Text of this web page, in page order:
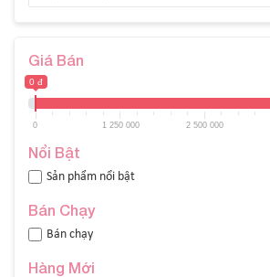
Giá Bán
0 đ
0 1 250 000 2 500 000
Nổi Bật
Sản phẩm nổi bật
Bán Chạy
Bán chạy
Hàng Mới